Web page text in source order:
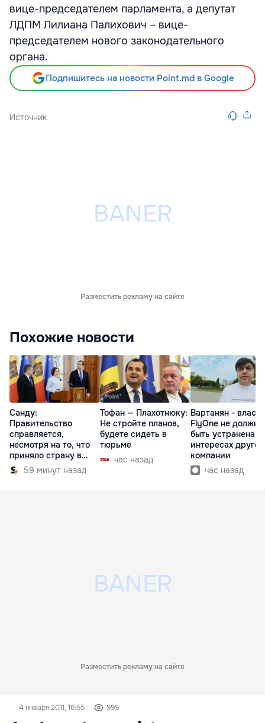
вице-председателем парламента, а депутат
ЛДПМ Лилиана Палихович – вице-
председателем нового законодательного
органа.
Подпишитесь на новости Point.md в Google
Источник
Разместить рекламу на сайте
Похожие новости
Санду:
Правительство
справляется,
несмотря на то, что
приняло страну в
разгар кризиса
59 минут назад
Тофан — Плахотнюку:
Не стройте планов,
будете сидеть в
тюрьме
час назад
Вартанян -
FlyOne не должна
быть устранена в
интересах другой
компании
час назад
Разместить рекламу на сайте
4 января 2011, 16:55 999